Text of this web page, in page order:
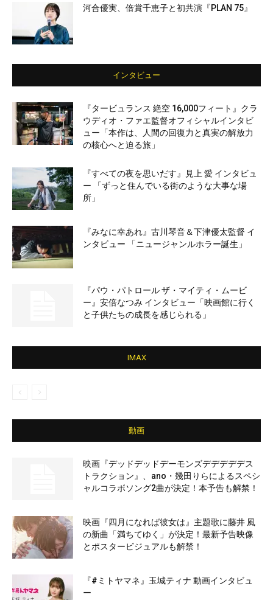
河合優実、倍賞千恵子と初共演『PLAN 75』
インタビュー
『タービュランス 絶空 16,000フィート』クラ
ウディオ・ファエ監督オフィシャルインタビ
ュー「本作は、人間の回復力と真実の解放力
の核心へと迫る旅」
『すべての夜を思いだす』見上 愛 インタビュ
ー 「ずっと住んでいる街のような大事な場
所」
『みなに幸あれ』古川琴音＆下津優太監督 イ
ンタビュー 「ニュージャンルホラー誕生」
『パウ・パトロール ザ・マイティ・ムービ
ー』安倍なつみ インタビュー「映画館に行く
と子供たちの成長を感じられる」
IMAX
動画
映画『デッドデッドデーモンズデデデデデス
トラクション』、ano・幾田りらによるスペシ
ャルコラボソング2曲が決定！本予告も解禁！
映画『四月になれば彼女は』主題歌に藤井 風
の新曲「満ちてゆく」が決定！最新予告映像
とポスタービジュアルも解禁！
『#ミトヤマネ』玉城ティナ 動画インタビュ
ー